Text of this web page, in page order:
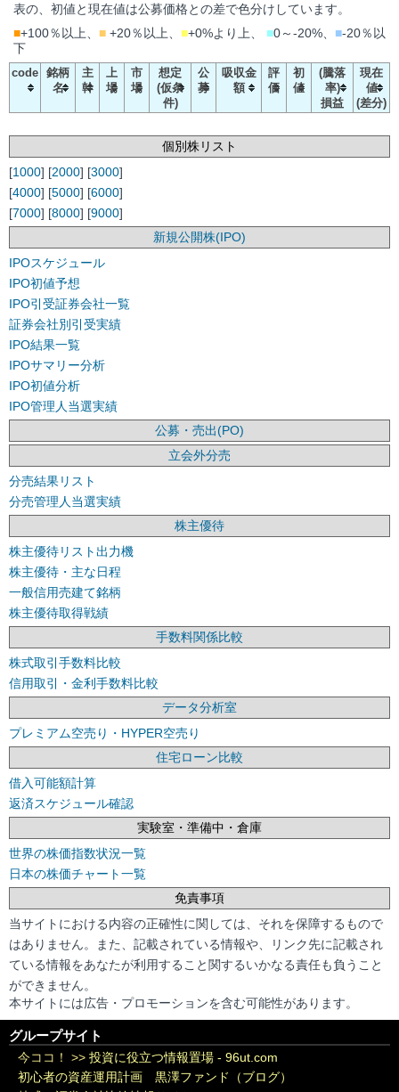
表の、初値と現在値は公募価格との差で色分けしています。
■+100％以上、 ■ +20％以上、 ■+0%より上、 ■0～-20%、 ■-20％以
下
code 銘柄
名
主
幹
上
場
市
場
想定
(仮条
件)
公
募
吸収金
額
評
価
初
値
(騰落
率)
損益
現在
値
(差分)
個別株リスト
[1000] [2000] [3000]
[4000] [5000] [6000]
[7000] [8000] [9000]
新規公開株(IPO)
IPOスケジュール
IPO初値予想
IPO引受証券会社一覧
証券会社別引受実績
IPO結果一覧
IPOサマリー分析
IPO初値分析
IPO管理人当選実績
公募・売出(PO)
立会外分売
分売結果リスト
分売管理人当選実績
株主優待
株主優待リスト出力機
株主優待・主な日程
一般信用売建て銘柄
株主優待取得戦績
手数料関係比較
株式取引手数料比較
信用取引・金利手数料比較
データ分析室
プレミアム空売り・HYPER空売り
住宅ローン比較
借入可能額計算
返済スケジュール確認
実験室・準備中・倉庫
世界の株価指数状況一覧
日本の株価チャート一覧
免責事項
当サイトにおける内容の正確性に関しては、それを保障するもので
はありません。また、記載されている情報や、リンク先に記載され
ている情報をあなたが利用すること関するいかなる責任も負うこと
ができません。
本サイトには広告・プロモーションを含む可能性があります。
グループサイト
今ココ！ >> 投資に役立つ情報置場 - 96ut.com
初心者の資産運用計画 黒澤ファンド（ブログ）